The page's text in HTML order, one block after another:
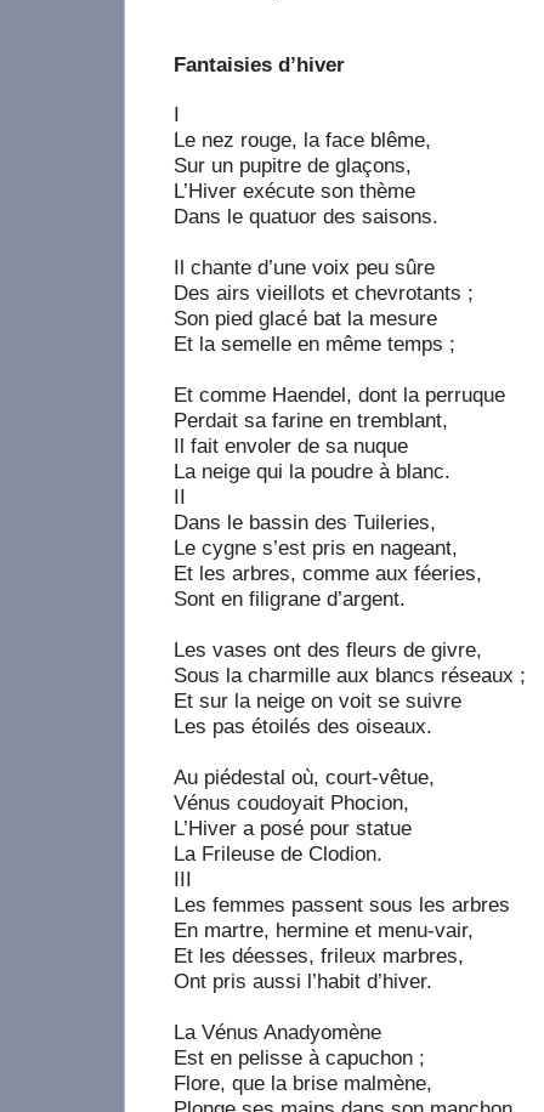
Fantaisies d’hiver
I
Le nez rouge, la face blême,
Sur un pupitre de glaçons,
L’Hiver exécute son thème
Dans le quatuor des saisons.
Il chante d’une voix peu sûre
Des airs vieillots et chevrotants ;
Son pied glacé bat la mesure
Et la semelle en même temps ;
Et comme Haendel, dont la perruque
Perdait sa farine en tremblant,
Il fait envoler de sa nuque
La neige qui la poudre à blanc.
II
Dans le bassin des Tuileries,
Le cygne s’est pris en nageant,
Et les arbres, comme aux féeries,
Sont en filigrane d’argent.
Les vases ont des fleurs de givre,
Sous la charmille aux blancs réseaux ;
Et sur la neige on voit se suivre
Les pas étoilés des oiseaux.
Au piédestal où, court-vêtue,
Vénus coudoyait Phocion,
L’Hiver a posé pour statue
La Frileuse de Clodion.
III
Les femmes passent sous les arbres
En martre, hermine et menu-vair,
Et les déesses, frileux marbres,
Ont pris aussi l’habit d’hiver.
La Vénus Anadyomène
Est en pelisse à capuchon ;
Flore, que la brise malmène,